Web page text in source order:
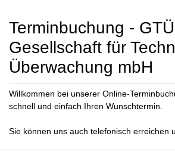
Terminbuchung - GTÜ
Gesellschaft für
Überwachung mbH
Willkommen bei unserer Online-
schnell und einfach Ihren Wunschtermin.
Sie können uns auch telefonisch erreichen